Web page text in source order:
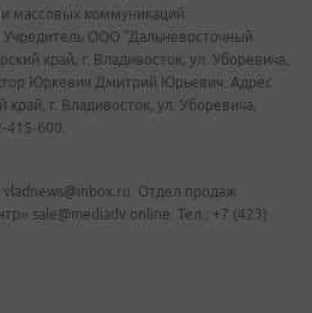
массовых коммуникаций
Учредитель ООО "Дальневосточный
край, г. Владивосток, ул. Уборевича,
Юркевич Дмитрий Юрьевич. Адрес
г. Владивосток, ул. Уборевича,
415-600.
Отдел продаж
sale@mediadv.online. Тел.: +7 (423)